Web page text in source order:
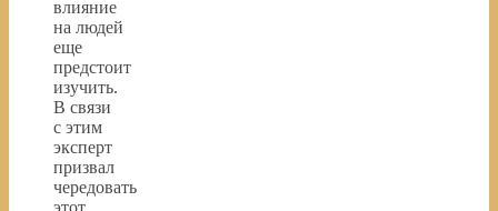
влияние
на людей
еще
предстоит
изучить.
В связи
с этим
эксперт
призвал
чередовать
этот